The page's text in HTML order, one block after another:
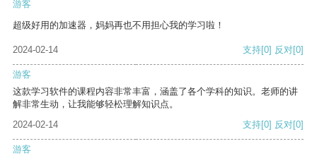
游客
超级好用的加速器，妈妈再也不用担心我的学习啦！
2024-02-14 支持[0] 反对[0]
游客
这款学习软件的课程内容非常丰富，涵盖了各个学科的知识。老师的讲
解非常生动，让我能够轻松理解知识点。
2024-02-14
支持[0] 反对[0]
游客